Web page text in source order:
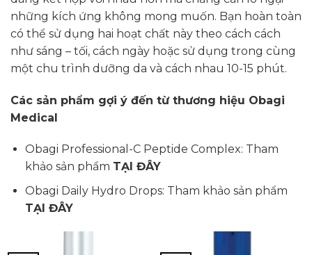
những kích ứng không mong muốn. Bạn hoàn toàn
có thể sử dụng hai hoạt chất này theo cách cách
như sáng – tối, cách ngày hoặc sử dụng trong cùng
một chu trình dưỡng da và cách nhau 10-15 phút.
Các sản phẩm gợi ý đến từ thương hiệu Obagi
Medical
Obagi Professional-C Peptide Complex: Tham
khảo sản phẩm TẠI ĐÂY
Obagi Daily Hydro Drops: Tham khảo sản phẩm
TẠI ĐÂY